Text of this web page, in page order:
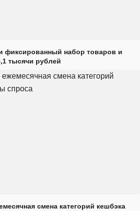
фиксированный набор товаров и
тысячи рублей
смена категорий кешбэка